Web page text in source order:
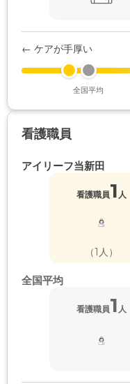
← ケアが手厚い
全国平均
看護職員
アイリーフ当新田
看護職員1 人
（1人）
全国平均
看護職員1 人